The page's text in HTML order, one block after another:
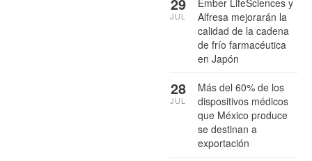
Alfresa mejorarán la
calidad de la cadena
de frío farmacéutica
en Japón
JUL
Más del 60% de los
dispositivos médicos
que México produce
se destinan a
exportación
28
JUL